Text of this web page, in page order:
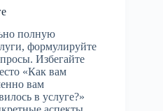
полную
формулируйте
Избегайте
«Как вам
вам
в услуге?»